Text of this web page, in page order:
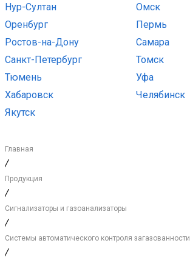
Нур-Султан
Омск
Оренбург
Пермь
Ростов-на-Дону
Самара
Санкт-Петербург
Томск
Тюмень
Уфа
Хабаровск
Челябинск
Якутск
Главная
/
Продукция
/
Сигнализаторы и газоанализаторы
/
Системы автоматического контроля загазованности
/